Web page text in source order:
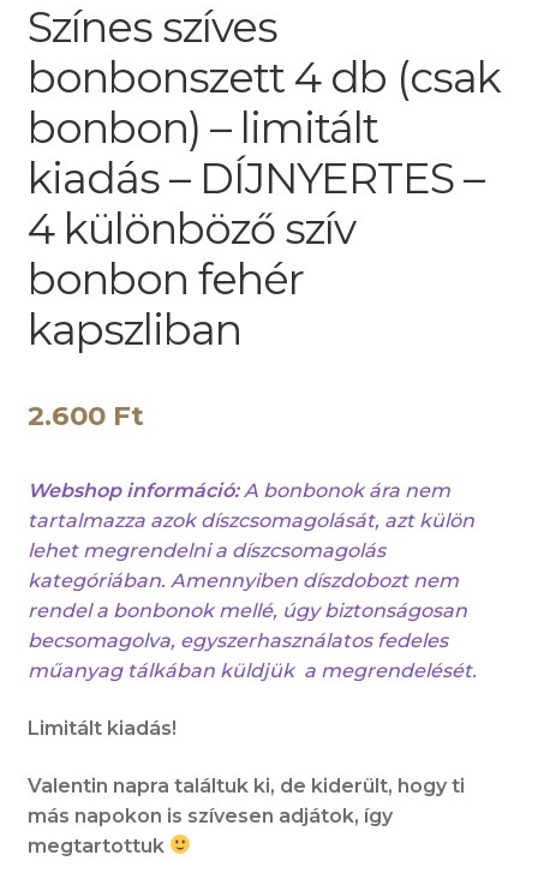
Színes szíves
bonbonszett 4 db (csak
bonbon) – limitált
kiadás – DÍJNYERTES –
4 különböző szív
bonbon fehér
kapszliban
2.600 Ft
Webshop információ:A bonbonok ára nem
tartalmazza azok díszcsomagolását, azt külön
lehet megrendelni a díszcsomagolás
kategóriában. Amennyiben díszdobozt nem
rendel a bonbonok mellé, úgy biztonságosan
becsomagolva, egyszerhasználatos fedeles
műanyag tálkában küldjük a megrendelését.
Limitált kiadás!
Valentin napra találtuk ki, de kiderült, hogy ti
más napokon is szívesen adjátok, így
megtartottuk